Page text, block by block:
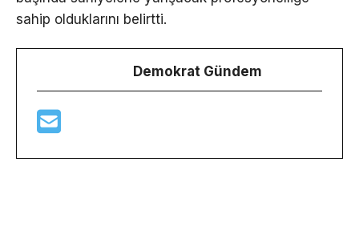
sahip olduklarını belirtti.
Demokrat Gündem